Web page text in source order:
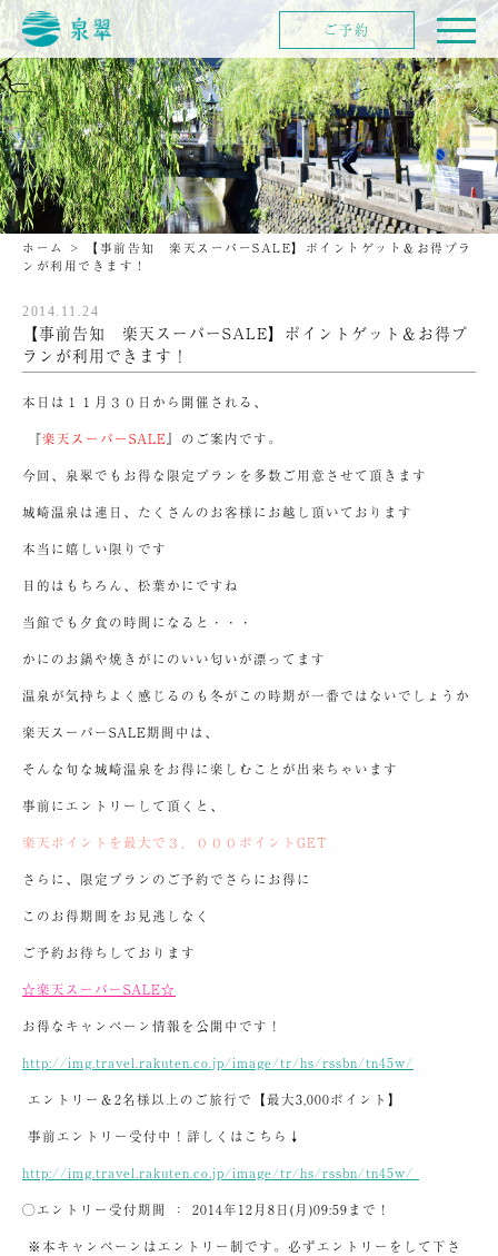
ホーム >
【事前告知 楽天スーパーSALE】ポイントゲット＆お得プラ
ンが利用できます！
2014.11.24
【事前告知 楽天スーパーSALE】ポイントゲット＆お得プ
ランが利用できます！
本日は１１月３０日から開催される、
『楽天スーパーSALE』のご案内です。
今回、泉翠でもお得な限定プランを多数ご用意させて頂きます
城崎温泉は連日、たくさんのお客様にお越し頂いております
本当に嬉しい限りです
目的はもちろん、松葉かにですね
当館でも夕食の時間になると・・・
かにのお鍋や焼きがにのいい匂いが漂ってます
温泉が気持ちよく感じるのも冬がこの時期が一番ではないでしょうか
楽天スーパーSALE期間中は、
そんな旬な城崎温泉をお得に楽しむことが出来ちゃいます
事前にエントリーして頂くと、
楽天ポイントを最大で３，０００ポイントGET
さらに、限定プランのご予約でさらにお得に
このお得期間をお見逃しなく
ご予約お待ちしております
☆楽天スーパーSALE☆
お得なキャンペーン情報を公開中です！
http://img.travel.rakuten.co.jp/image/tr/hs/rssbn/tn45w/
エントリー＆2名様以上のご旅行で【最大3,000ポイント】
事前エントリー受付中！詳しくはこちら↓
http://img.travel.rakuten.co.jp/image/tr/hs/rssbn/tn45w/
◯エントリー受付期間 ： 2014年12月8日(月)09:59まで！
※本キャンペーンはエントリー制です。必ずエントリーをして下さ
ご予約